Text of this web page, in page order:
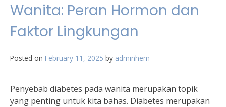
Wanita: Peran Hormon dan
Faktor Lingkungan
Posted on February 11, 2025 by adminhem
Penyebab diabetes pada wanita merupakan topik
yang penting untuk kita bahas. Diabetes merupakan